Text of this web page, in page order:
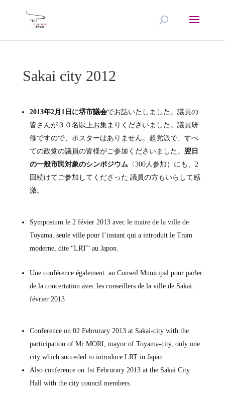
Sakai city 2012
2013年2月1日に堺市議会でお話いたしました。議員の
皆さんが３０名以上お集まりくださいました。議員研
修ですので、ポスターはありません。超党派で、すべ
ての政党の議員の皆様がご参加くださいました。 翌日
の一般市民対象のシンポジウム〈300人参加）にも、2
回続けてご参加してくださった 議員の方もいらして感
激。
Symposium le 2 févier 2013 avec le maire de la ville de
Toyama, seule ville pour l’instant qui a introduit le Tram
moderne, dite “LRT” au Japon.
Une conférence également au Conseil Municipal pour parler
de la concertation avec les conseillers de la ville de Sakai :
février 2013
Conference on 02 Februrary 2013 at Sakai-city with the
participation of Mr MORI, mayor of Toyama-city, only one
city which succeded to introduce LRT in Japan.
Also conference on 1st Februrary 2013 at the Sakai City
Hall with the city council members